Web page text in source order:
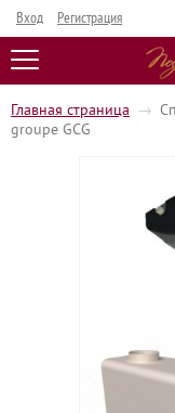
Вход Регистрация
Главная страница →
groupe GCG